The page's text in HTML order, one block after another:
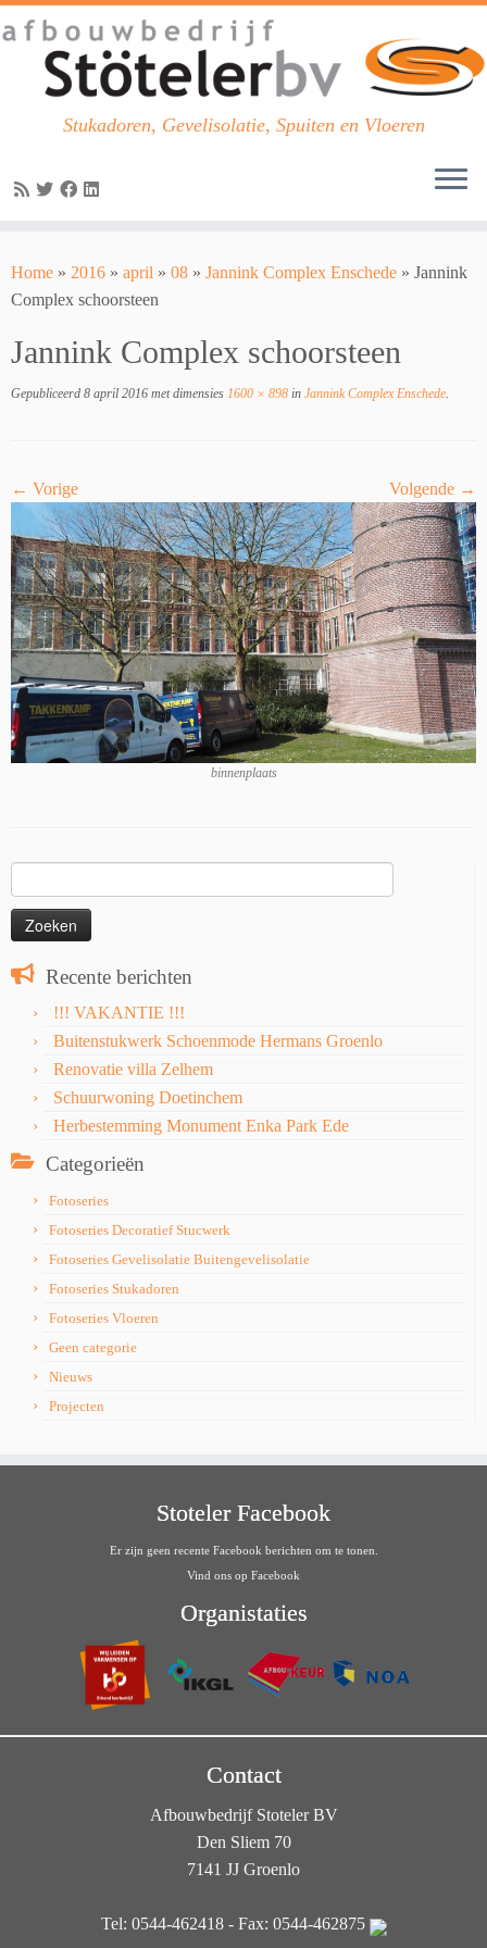
to
content
Stukadoren, Gevelisolatie, Spuiten en Vloeren
Home » 2016 » april » 08 » Jannink Complex Enschede » Jannink
Complex schoorsteen
Jannink Complex schoorsteen
Gepubliceerd 8 april 2016 met dimensies 1600 × 898 in Jannink Complex Enschede
← Vorige Volgende →
binnenplaats
naar:
Recente berichten
!!! VAKANTIE !!!
Buitenstukwerk Schoenmode Hermans Groenlo
Renovatie villa Zelhem
Schuurwoning Doetinchem
Herbestemming Monument Enka Park Ede
Categorieën
Fotoseries
Fotoseries Decoratief Stucwerk
Fotoseries Gevelisolatie Buitengevelisolatie
Fotoseries Stukadoren
Fotoseries Vloeren
Geen categorie
Nieuws
Projecten
Stoteler Facebook
Er zijn geen recente Facebook berichten om te tonen.
Vind ons op Facebook
Organistaties
Contact
Afbouwbedrijf Stoteler BV
Den Sliem 70
7141 JJ Groenlo
Tel: 0544-462418 - Fax: 0544-462875